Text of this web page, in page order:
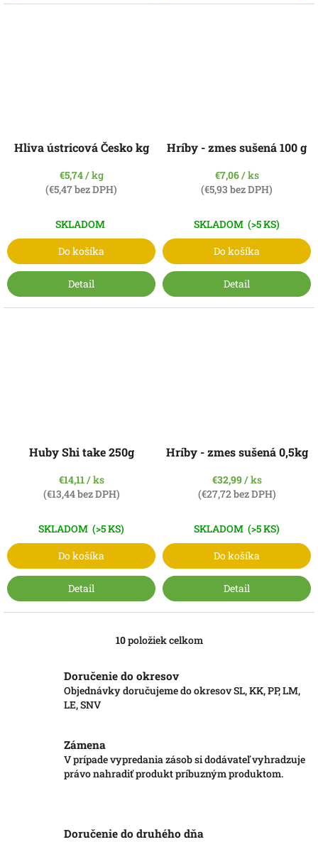
Hliva ústricová Česko kg
€5,74/ kg
(€5,47 bez DPH)
SKLADOM
Do košíka
Detail
Hríby - zmes sušená 100 g
€7,06/ ks
(€5,93 bez DPH)
SKLADOM (>5 KS)
Do košíka
Detail
Huby Shi take 250g
€14,11/ ks
(€13,44 bez DPH)
SKLADOM (>5 KS)
Do košíka
Detail
Hríby - zmes sušená 0,5kg
€32,99/ ks
(€27,72 bez DPH)
SKLADOM (>5 KS)
Do košíka
Detail
O
l
á
d
e
p
r
v
10položiek celkom
Doručenie do okresov
Objednávky doručujeme do okresov SL, KK, PP, LM,
LE, SNV
Zámena
V prípade vypredania zásob si dodávateľ vyhradzuje
právo nahradiť produkt príbuzným produktom.
Doručenie do druhého dňa